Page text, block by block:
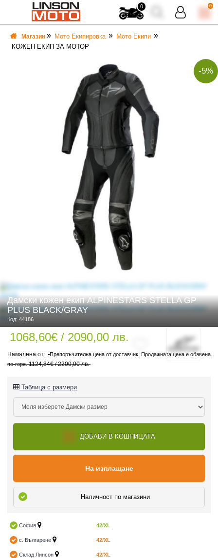
0 0
Магазин Мото Екипировка
Мото Екипи
КОЖЕН ЕКИП ЗА МОТОР
-5%
Дамски кожен екип ALPINESTARS STELLA GP
PLUS BLACK/GRAY
Код: 44186
1068,60€ / 2090,00 лв.
Препоръчителна цена от доставчик. Продажната цена е обявена
по-горе. 1124,84€ / 2200,00 лв.
Таблица с размери
ДОБАВИ В КОШНИЦАТА
На изплащане
Наличност по магазини
София 42/XL
с. Българене 42/XL
Склад Линсон 42/XL